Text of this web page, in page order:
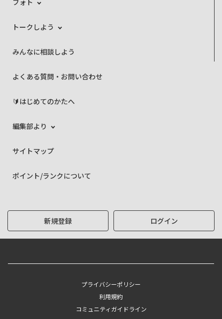
フォト
トークしよう
みんなに相談しよう
よくある質問・お問い合わせ
🔰はじめてのかたへ
編集部より
サイトマップ
ポイント/ランクについて
新規登録 ログイン
プライバシーポリシー
利用規約
コミュニティガイドライン